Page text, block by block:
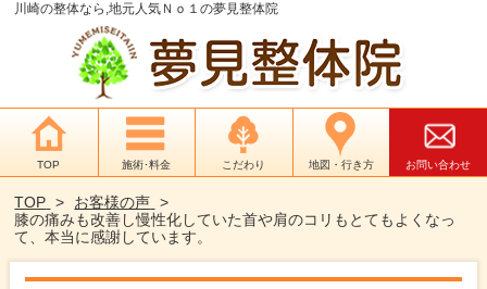
川崎の整体なら,地元人気Ｎｏ１の夢見整体院
TOP 施術･料金 こだわり 地図・行き方 お問い合わせ
TOP
お客様の声
膝の痛みも改善し慢性化していた首や肩のコリもとてもよくなっ
て、本当に感謝しています。